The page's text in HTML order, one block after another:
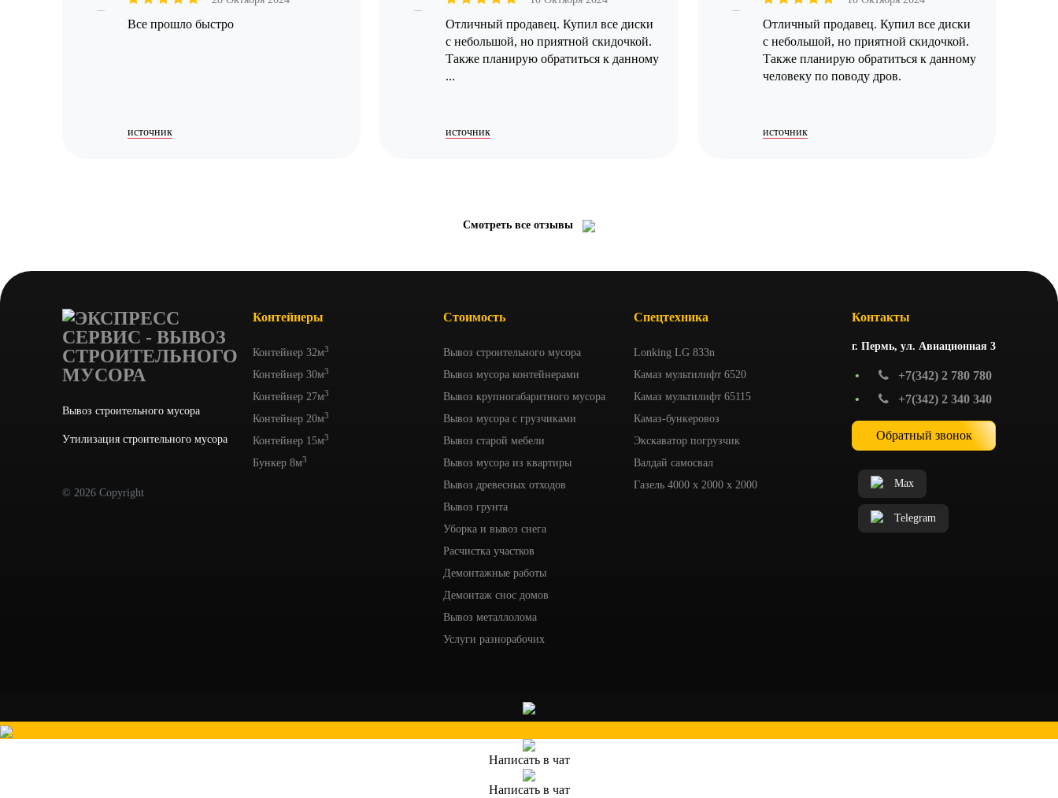
Все прошло быстро
источник
Отличный продавец. Купил все диски
с небольшой, но приятной скидочкой.
Также планирую обратиться к данному
...
источник
Отличный продавец. Купил все диски
с небольшой, но приятной скидочкой.
Также планирую обратиться к данному
человеку по поводу дров.
источник
Смотреть все отзывы
Вывоз строительного мусора
Утилизация строительного мусора
© 2026 Copyright
Контейнеры
Контейнер 32м3
Контейнер 30м3
Контейнер 27м3
Контейнер 20м3
Контейнер 15м3
Бункер 8м3
Стоимость
Вывоз строительного мусора
Вывоз мусора контейнерами
Вывоз крупногабаритного мусора
Вывоз мусора с грузчиками
Вывоз старой мебели
Вывоз мусора из квартиры
Вывоз древесных отходов
Вывоз грунта
Уборка и вывоз снега
Расчистка участков
Демонтажные работы
Демонтаж снос домов
Вывоз металлолома
Услуги разнорабочих
Спецтехника
Lonking LG 833n
Камаз мультилифт 6520
Камаз мультилифт 65115
Камаз-бункеровоз
Экскаватор погрузчик
Валдай самосвал
Газель 4000 x 2000 x 2000
Контакты
г. Пермь, ул. Авиационная 3
•
+7(342) 2 780 780
•
+7(342) 2 340 340
Обратный звонок
Max
Telegram
Написать в чат
Написать в чат